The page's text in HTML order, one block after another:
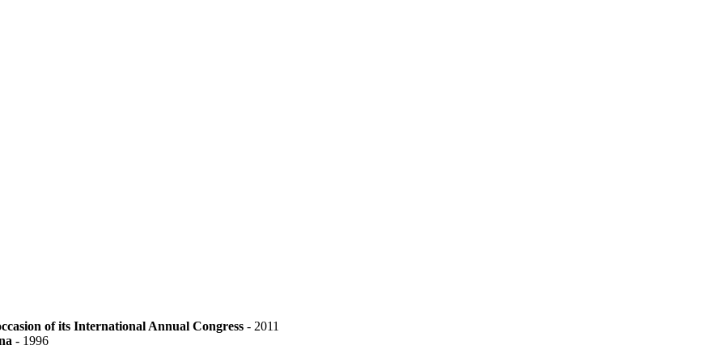
of its International Annual Congress - 2011
- 1996